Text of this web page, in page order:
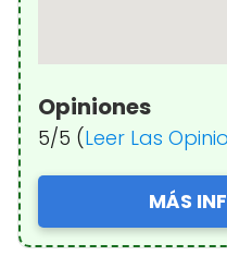
Opiniones
5/5 (Leer Las
MÁS